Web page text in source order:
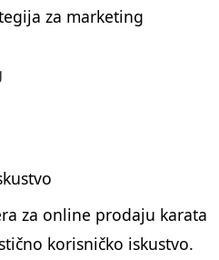
za marketing
za online prodaju karata
korisničko iskustvo.